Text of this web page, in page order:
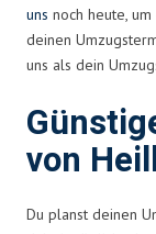
uns noch heute,
deinen
uns als dein
von
Du planst deinen